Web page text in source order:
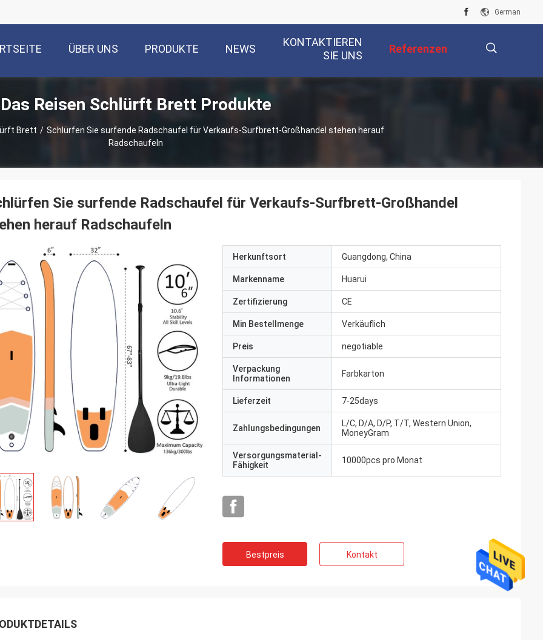
German
ÜBER UNS PRODUKTE NEWS
KONTAKTIEREN
SIE UNS
Referenzen
Das Reisen Schlürft Brett Produkte
Brett / Schlürfen Sie surfende Radschaufel für Verkaufs-Surfbrett-Großhandel stehen herauf
Radschaufeln
Sie surfende Radschaufel für Verkaufs-Surfbrett-Großhandel
herauf Radschaufeln
Herkunftsort Guangdong, China
Markenname Huarui
Zertifizierung CE
Min Bestellmenge Verkäuflich
Preis negotiable
Verpackung
Informationen
Farbkarton
Lieferzeit 7-25days
Zahlungsbedingungen
L/C, D/A, D/P, T/T, Western Union,
MoneyGram
Versorgungsmaterial-
Fähigkeit
10000pcs pro Monat
Bestpreis Kontakt